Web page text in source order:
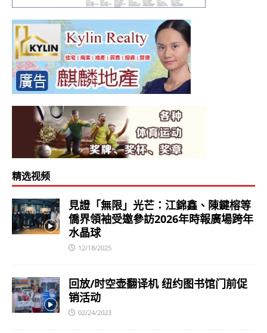
精选视频
見證「無限」光芒：江錦鑫、陳鍵榕等
僑界領袖受邀參訪2026年時報廣場跨年
水晶球
12/18/2025
回放/时空壶翻译机 纽约图书馆门前促
销活动
02/24/2023